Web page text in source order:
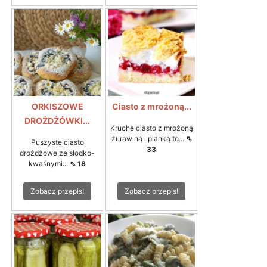
ORKISZOWE
DROŻDŻÓWKI...
Puszyste ciasto
drożdżowe ze słodko-
kwaśnymi... ⇖ 18
Zobacz przepis!
Ciasto z mrożoną...
Kruche ciasto z mrożoną
żurawiną i pianką to... ⇖
33
Zobacz przepis!